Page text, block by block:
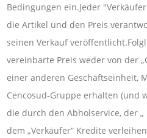
Bedingungen ein.Jeder
die Artikel und den Preis
seinen Verkauf
vereinbarte Preis weder von der
einer anderen Geschäftseinheit,
Cencosud-Gruppe erhalten (und
die durch den Abholservice, der „
dem „Verkäufer“ Kredite